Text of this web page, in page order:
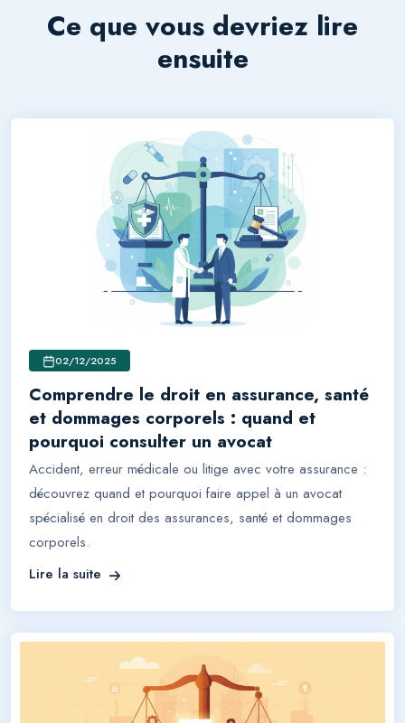
Ce que vous devriez lire
ensuite
02/12/2025
Comprendre le droit en assurance, santé
et dommages corporels : quand et
pourquoi consulter un avocat
Accident, erreur médicale ou litige avec votre assurance :
découvrez quand et pourquoi faire appel à un avocat
spécialisé en droit des assurances, santé et dommages
corporels.
Lire la suite